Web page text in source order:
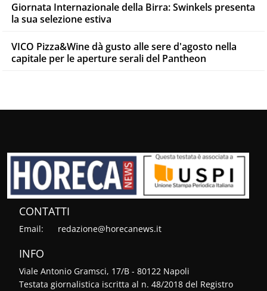
Giornata Internazionale della Birra: Swinkels presenta
la sua selezione estiva
VICO Pizza&Wine dà gusto alle sere d'agosto nella
capitale per le aperture serali del Pantheon
CONTATTI
Email: redazione@horecanews.it
INFO
Viale Antonio Gramsci, 17/B - 80122 Napoli
Testata giornalistica iscritta al n. 48/2018 del Registro